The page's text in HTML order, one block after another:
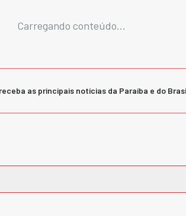
Carregando conteúdo...
as principais notícias da Paraíba e do